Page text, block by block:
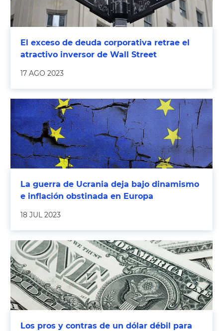
El exceso de deuda corporativa retrae el
atractivo inversor de Wall Street
17 AGO 2023
La guerra de Ucrania deja bajo dinamismo
e inflación obstinada en Europa
18 JUL 2023
Los pros y contras de un dólar débil para